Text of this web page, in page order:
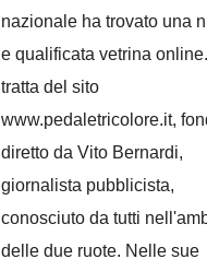
nazionale ha trovato una
e qualificata vetrina
tratta del sito
www.pedaletricolore.it,
diretto da Vito Bernardi,
giornalista pubblicista,
conosciuto da tutti
delle due ruote. Nelle sue